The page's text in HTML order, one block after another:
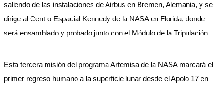
saliendo de las instalaciones de Airbus en Bremen, Alemania, y se
dirige al Centro Espacial Kennedy de la NASA en Florida, donde
será ensamblado y probado junto con el Módulo de la Tripulación.
Esta tercera misión del programa Artemisa de la NASA marcará el
primer regreso humano a la superficie lunar desde el Apolo 17 en